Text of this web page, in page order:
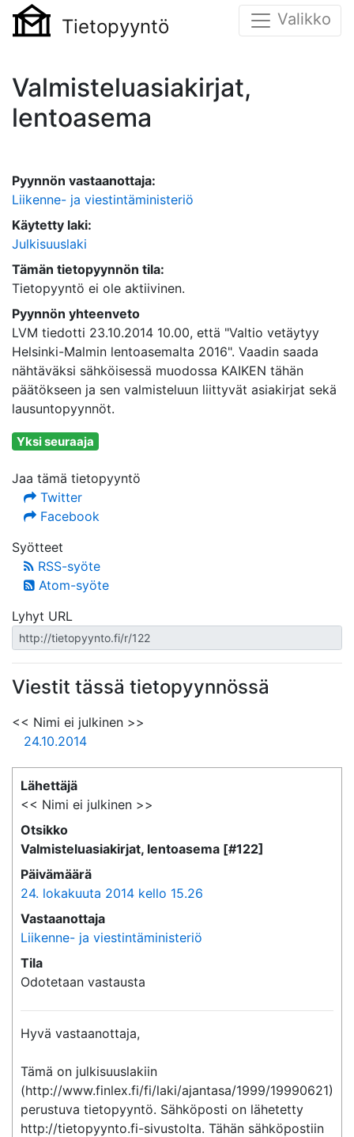
Tietopyyntö Valikko
Valmisteluasiakirjat,
lentoasema
Pyynnön vastaanottaja:
Liikenne- ja viestintäministeriö
Käytetty laki:
Julkisuuslaki
Tämän tietopyynnön tila:
Tietopyyntö ei ole aktiivinen.
Pyynnön yhteenveto
LVM tiedotti 23.10.2014 10.00, että "Valtio vetäytyy
Helsinki-Malmin lentoasemalta 2016". Vaadin saada
nähtäväksi sähköisessä muodossa KAIKEN tähän
päätökseen ja sen valmisteluun liittyvät asiakirjat sekä
lausuntopyynnöt.
Yksi seuraaja
Jaa tämä tietopyyntö
Twitter
Facebook
Syötteet
RSS-syöte
Atom-syöte
Lyhyt URL
Viestit tässä tietopyynnössä
<< Nimi ei julkinen >>
24.10.2014
Lähettäjä
<< Nimi ei julkinen >>
Otsikko
Valmisteluasiakirjat, lentoasema [#122]
Päivämäärä
24. lokakuuta 2014 kello 15.26
Vastaanottaja
Liikenne- ja viestintäministeriö
Tila
Odotetaan vastausta
Hyvä vastaanottaja,
Tämä on julkisuuslakiin
(http://www.finlex.fi/fi/laki/ajantasa/1999/19990621)
perustuva tietopyyntö. Sähköposti on lähetetty
http://tietopyynto.fi-sivustolta. Tähän sähköpostiin